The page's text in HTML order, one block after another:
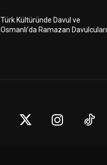
Türk Kültüründe Davul ve
Osmanlı’da Ramazan Davulcuları